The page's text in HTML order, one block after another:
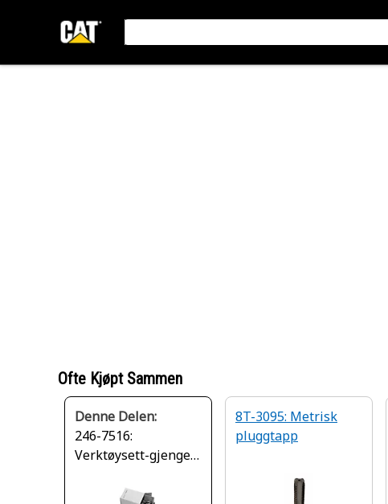
Ofte Kjøpt Sammen
Denne Delen:
246-7516:
Verktøysett-gjenget
8T-3095: Metrisk
pluggtapp